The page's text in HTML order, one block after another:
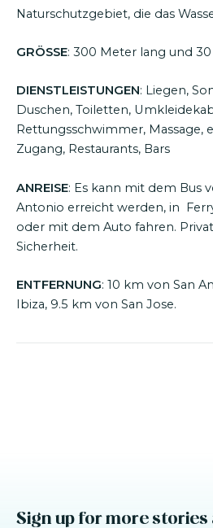
Naturschutzgebiet, die das
GRÖSSE: 300 Meter lang und
DIENSTLEISTUNGEN: Liegen,
Duschen, Toiletten,
Rettungsschwimmer, Massage,
Zugang, Restaurants, Bars
ANREISE: Es kann mit dem Bus
Antonio erreicht werden, in
oder mit dem Auto fahren.
Sicherheit.
ENTFERNUNG: 10 km von San
Ibiza, 9.5 km von San Jose.
Sign up for more stories